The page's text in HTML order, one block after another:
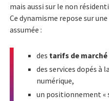
mais aussi sur le non
Ce dynamisme repose sur
assumée :
des tarifs de
des services dopés à
numérique,
un positionnement «